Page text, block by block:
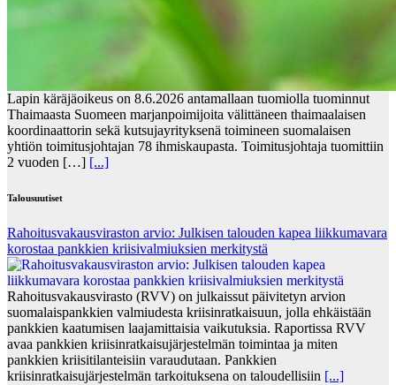
Lapin käräjäoikeus on 8.6.2026 antamallaan tuomiolla tuominnut
Thaimaasta Suomeen marjanpoimijoita välittäneen thaimaalaisen
koordinaattorin sekä kutsujayrityksenä toimineen suomalaisen
yhtiön toimitusjohtajan 78 ihmiskaupasta. Toimitusjohtaja tuomittiin
2 vuoden […] [...]
Talousuutiset
Rahoitusvakausviraston arvio: Julkisen talouden kapea liikkumavara
korostaa pankkien kriisivalmiuksien merkitystä
Rahoitusvakausvirasto (RVV) on julkaissut päivitetyn arvion
suomalaispankkien valmiudesta kriisinratkaisuun, jolla ehkäistään
pankkien kaatumisen laajamittaisia vaikutuksia. Raportissa RVV
avaa pankkien kriisinratkaisujärjestelmän toimintaa ja miten
pankkien kriisitilanteisiin varaudutaan. Pankkien
kriisinratkaisujärjestelmän tarkoituksena on taloudellisiin [...]